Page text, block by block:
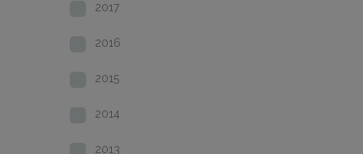
2017
2016
2015
2014
2013